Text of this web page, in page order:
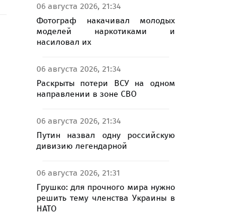
06 августа 2026, 21:34
Фотограф накачивал молодых
моделей наркотиками и
насиловал их
06 августа 2026, 21:34
Раскрыты потери ВСУ на одном
направлении в зоне СВО
06 августа 2026, 21:34
Путин назвал одну российскую
дивизию легендарной
06 августа 2026, 21:31
Грушко: для прочного мира нужно
решить тему членства Украины в
НАТО